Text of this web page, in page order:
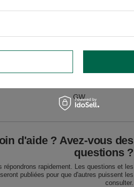
GW
d'aide ? Avez-vous des
questions ?
rapidement. Les questions et les
publiées pour que d'autres puissent les
consulter.